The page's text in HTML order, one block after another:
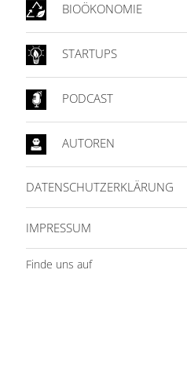
BIOÖKONOMIE
STARTUPS
PODCAST
AUTOREN
DATENSCHUTZERKLÄRUNG
IMPRESSUM
Finde uns auf